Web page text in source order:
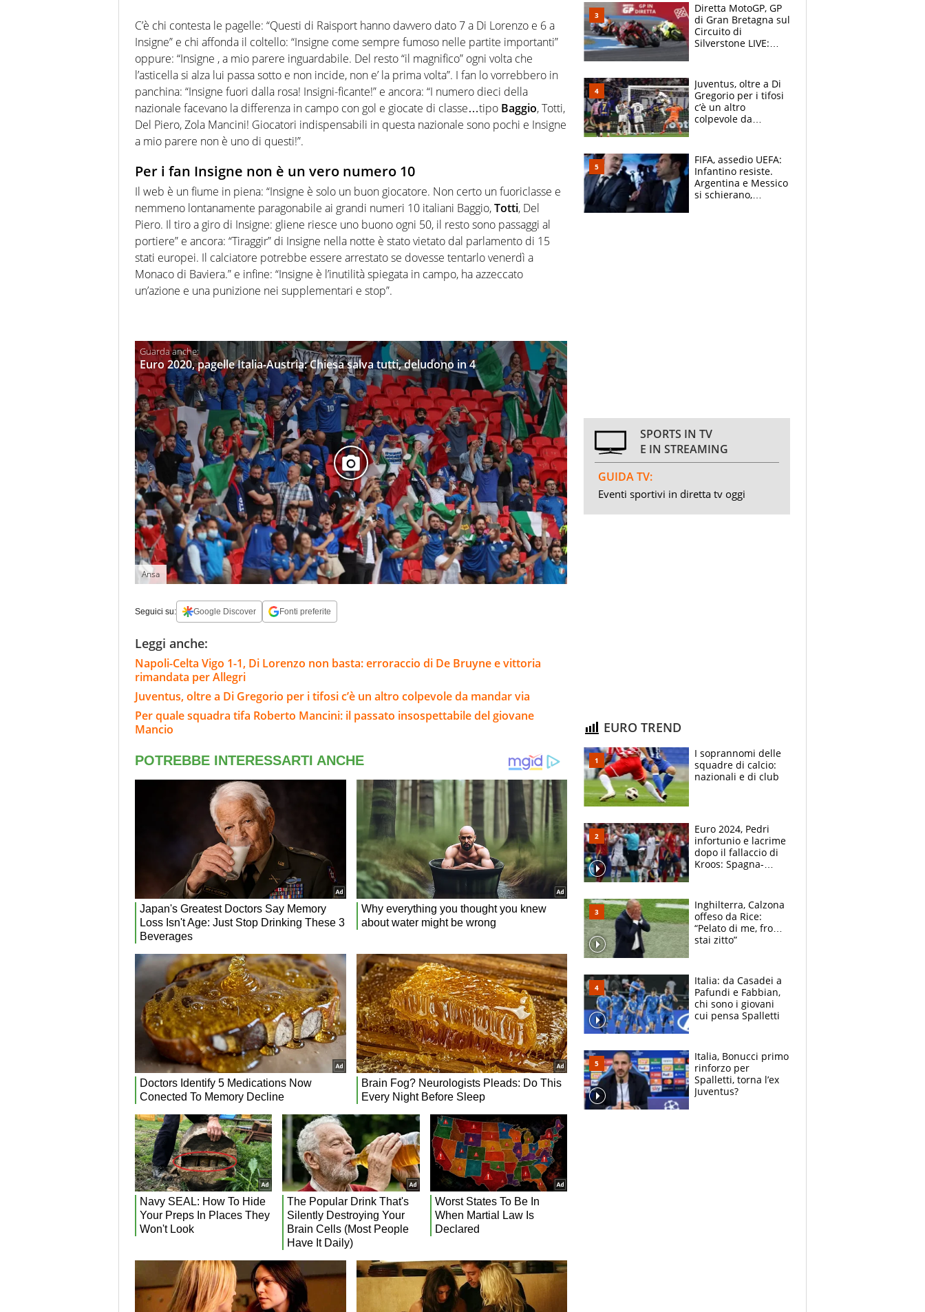
C’è chi contesta le pagelle: “Questi di Raisport hanno davvero dato 7 a Di Lorenzo e 6 a
Insigne” e chi affonda il coltello: “Insigne come sempre fumoso nelle partite importanti”
oppure: “Insigne , a mio parere inguardabile. Del resto “il magnifico” ogni volta che
l’asticella si alza lui passa sotto e non incide, non e’ la prima volta”. I fan lo vorrebbero in
panchina: “Insigne fuori dalla rosa! Insigni-ficante!” e ancora: “I numero dieci della
nazionale facevano la differenza in campo con gol e giocate di classe…tipo Baggio, Totti,
Del Piero, Zola Mancini! Giocatori indispensabili in questa nazionale sono pochi e Insigne
a mio parere non è uno di questi!”.
Per i fan Insigne non è un vero numero 10
Il web è un fiume in piena: “Insigne è solo un buon giocatore. Non certo un fuoriclasse e
nemmeno lontanamente paragonabile ai grandi numeri 10 italiani Baggio,Totti, Del
Piero. Il tiro a giro di Insigne: gliene riesce uno buono ogni 50, il resto sono passaggi al
portiere” e ancora: “Tiraggir” di Insigne nella notte è stato vietato dal parlamento di 15
stati europei. Il calciatore potrebbe essere arrestato se dovesse tentarlo venerdì a
Monaco di Baviera.” e infine: “Insigne è l’inutilità spiegata in campo, ha azzeccato
un’azione e una punizione nei supplementari e stop”.
Euro 2020, pagelle Italia-Austria: Chiesa salva tutti, deludono in 4
Ansa
Seguici su: Google Discover Fonti preferite
Leggi anche:
Napoli-Celta Vigo 1-1, Di Lorenzo non basta: erroraccio di De Bruyne e vittoria
rimandata per Allegri
Juventus, oltre a Di Gregorio per i tifosi c’è un altro colpevole da mandar via
Per quale squadra tifa Roberto Mancini: il passato insospettabile del giovane
Mancio
Diretta MotoGP, GP
di Gran Bretagna sul
Circuito di
Silverstone LIVE:
Ducati in affanno
Juventus, oltre a Di
Gregorio per i tifosi
c’è un altro
colpevole da
FIFA, assedio UEFA:
Infantino resiste.
Argentina e Messico
si schierano,
SPORTS IN TV
E IN STREAMING
GUIDA TV:
Eventi sportivi in diretta tv oggi
EURO TREND
I soprannomi delle
squadre di calcio:
nazionali e di club
Euro 2024, Pedri
infortunio e lacrime
dopo il fallaccio di
Kroos: Spagna-
Taylor
Inghilterra, Calzona
offeso da Rice:
“Pelato di me, fro…
stai zitto”
Italia: da Casadei a
Pafundi e Fabbian,
chi sono i giovani
cui pensa Spalletti
Italia, Bonucci primo
rinforzo per
Spalletti, torna l’ex
Juventus?